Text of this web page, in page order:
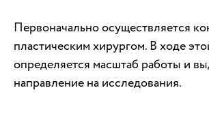
Первоначально осуществляется
пластическим хирургом. В ходе
определяется масштаб работы и
направление на исследования.